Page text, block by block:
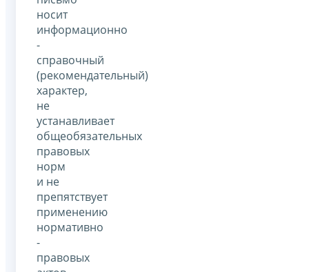
носит
информационно
-
справочный
(рекомендательный)
характер,
не
устанавливает
общеобязательных
правовых
норм
и не
препятствует
применению
нормативно
-
правовых